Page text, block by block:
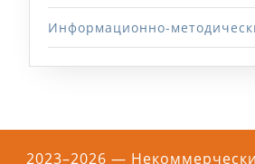
Информационно-
2023–2026 —